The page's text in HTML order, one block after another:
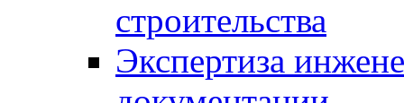
строительства
Экспертиза